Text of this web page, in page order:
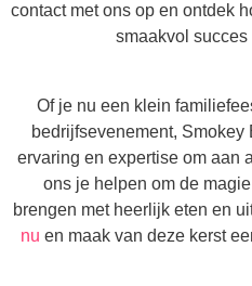
contact met ons op en ontdek
smaakvol
Of je nu een klein
bedrijfsevenement,
ervaring en expertise om aan
ons je helpen om de
brengen met heerlijk eten en
nu en maak van deze kerst